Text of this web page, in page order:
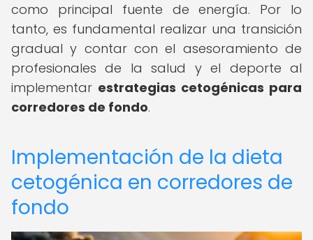
como principal fuente de energía. Por lo
tanto, es fundamental realizar una transición
gradual y contar con el asesoramiento de
profesionales de la salud y el deporte al
implementar estrategias cetogénicas para
corredores de fondo.
Implementación de la dieta
cetogénica en corredores de
fondo